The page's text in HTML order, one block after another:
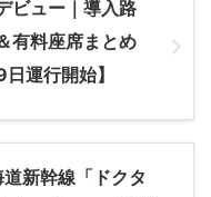
ビュー｜導入路
有料座席まとめ
運行開始】
道新幹線「ドクタ